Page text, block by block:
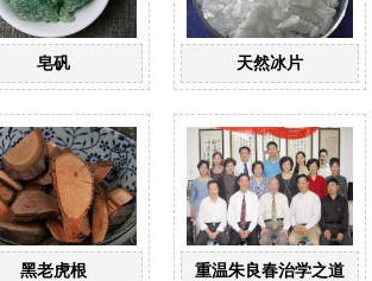
皂矾 天然冰片
黑老虎根 重温朱良春治学之道